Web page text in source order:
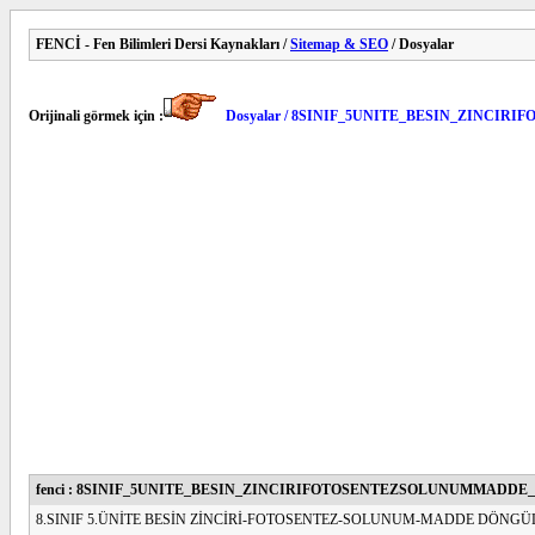
FENCİ - Fen Bilimleri Dersi Kaynakları /Sitemap & SEO / Dosyalar
Orijinali görmek için : Dosyalar /
fenci :
8.SINIF 5.ÜNİTE BESİN ZİNCİRİ-FOTOSENTEZ-SOLUNUM-MADDE